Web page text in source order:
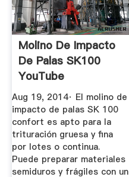
Molino De Impacto
De Palas SK100
YouTube
Aug 19, 2014· El molino de
impacto de palas SK 100
confort es apto para la
trituración gruesa y fina
por lotes o continua.
Puede preparar materiales
semiduros y frágiles con un